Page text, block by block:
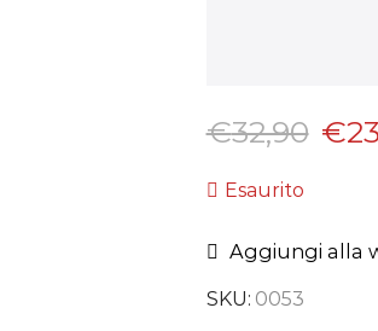
€32,90 €
Esaurito
Aggiungi alla
SKU: 0053